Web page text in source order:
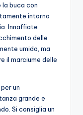
la buca con
intorno
Innaffiate
delle
umido, ma
il marciume delle
un
grande e
Si consiglia un